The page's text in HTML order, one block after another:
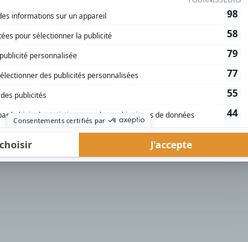
petit écran. Celui qu’on surnomme parfois «l’encyclopédie de
la télé québécoise. On peut l’entendre régulièrement